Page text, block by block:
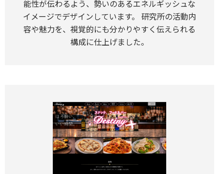
能性が伝わるよう、勢いのあるエネルギッシュな
イメージでデザインしています。 研究所の活動内
容や魅力を、視覚的にも分かりやすく伝えられる
構成に仕上げました。